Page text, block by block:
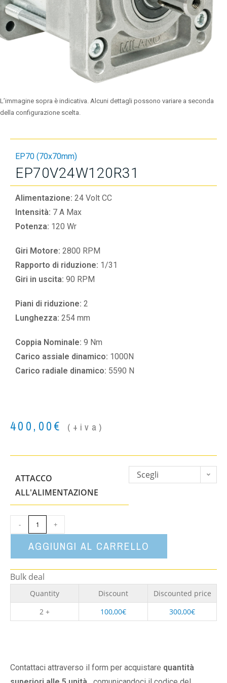
L’immagine sopra è indicativa. Alcuni dettagli possono variare a seconda
della configurazione scelta.
EP70 (70x70mm)
EP70V24W120R31
Alimentazione: 24 Volt CC
Intensità: 7 A Max
Potenza: 120 Wr
Giri Motore: 2800 RPM
Rapporto di riduzione: 1/31
Giri in uscita: 90 RPM
Piani di riduzione: 2
Lunghezza: 254 mm
Coppia Nominale: 9 Nm
Carico assiale dinamico: 1000N
Carico radiale dinamico: 5590 N
400,00€ (+iva)
ATTACCO
ALL'ALIMENTAZIONE
Scegli
- +
AGGIUNGI AL CARRELLO
Bulk deal
Quantity Discount
Discounted price
2 +
100,00€ 300,00€
Contattaci attraverso il form per acquistare quantità